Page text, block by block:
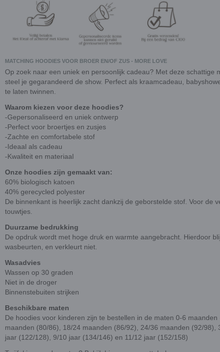
MATCHING HOODIES VOOR BROER EN/OF ZUS - MORE LOVE
Op zoek naar een uniek en persoonlijk cadeau? Met deze schattige
steel je gegarandeerd de show. Perfect als kraamcadeau,
te laten twinnen.
Waarom kiezen voor deze hoodies?
-Gepersonaliseerd en uniek ontwerp
-Perfect voor broertjes en zusjes
-Zachte en comfortabele stof
-Ideaal als cadeau
-Kwaliteit en materiaal
Onze hoodies zijn gemaakt van:
60% biologisch katoen
40% gerecycled polyester
De binnenkant is heerlijk zacht dankzij de geborstelde stof. Voor de
touwtjes.
Duurzame bedrukking
De opdruk wordt met hoge druk en warmte aangebracht. Hierdoor
wasbeurten, en verkleurt niet.
Wasadvies
Wassen op 30 graden
Niet in de droger
Binnenstebuiten strijken
Beschikbare maten
De hoodies voor kinderen zijn te bestellen in de maten 0-6
maanden (80/86), 18/24 maanden (86/92), 24/36 maanden (92/98),
jaar (122/128), 9/10 jaar (134/146) en 11/12 jaar (152/158)